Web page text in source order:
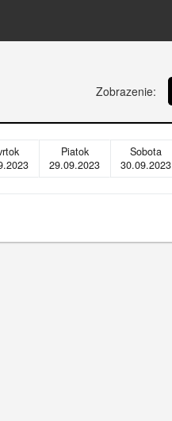
Zobrazenie:
Piatok
29.09.2023
Sobota
30.09.2023